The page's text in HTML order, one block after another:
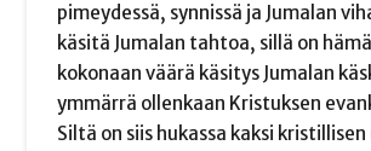
pimeydessä, synnissä ja Jumalan
käsitä Jumalan tahtoa, sillä on
kokonaan väärä käsitys Jumalan
ymmärrä ollenkaan Kristuksen
Siltä on siis hukassa kaksi kristillisen